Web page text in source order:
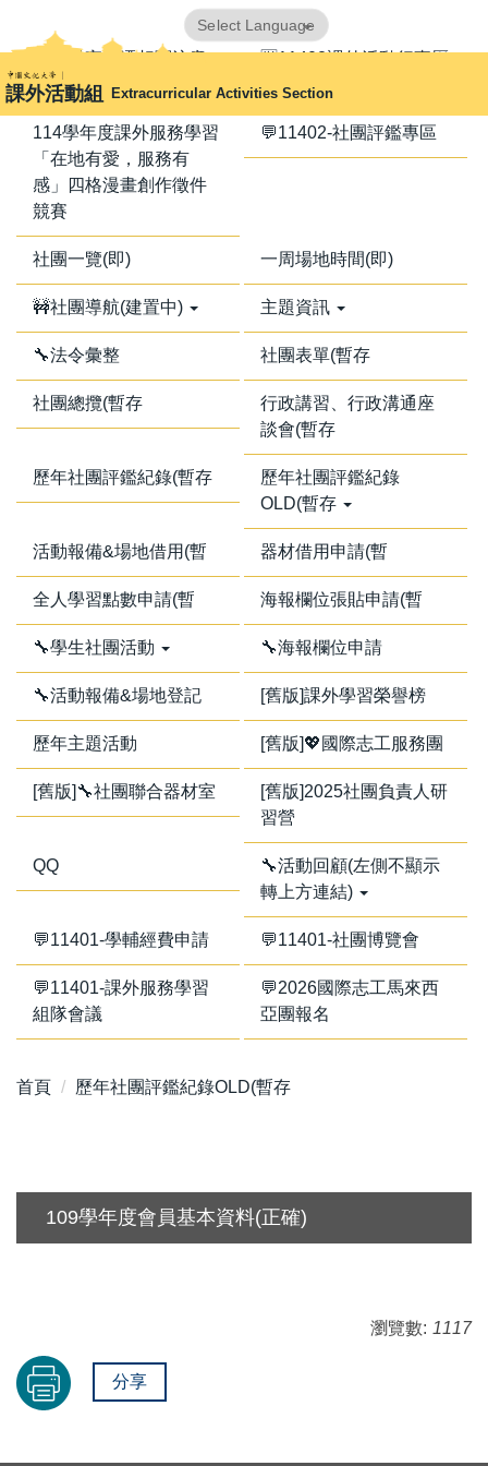
到
主
要
內
課外活動組 Extracurricular Activities Section
Translate
📢器材室搬遷相關注意
事項📢
🈺11402課外活動行事曆
114學年度課外服務學習
「在地有愛，服務有
感」四格漫畫創作徵件
競賽
💬11402-社團評鑑專區
社團一覽(即) 一周場地時間(即)
🚧社團導航(建置中) 主題資訊
🔧法令彙整 社團表單(暫存
社團總攬(暫存
行政講習、行政溝通座
談會(暫存
歷年社團評鑑紀錄(暫存
歷年社團評鑑紀錄
OLD(暫存
活動報備&場地借用(暫 器材借用申請(暫
全人學習點數申請(暫 海報欄位張貼申請(暫
🔧學生社團活動 🔧海報欄位申請
🔧活動報備&場地登記 [舊版]課外學習榮譽榜
歷年主題活動 [舊版]💖國際志工服務團
[舊版]🔧社團聯合器材室
[舊版]2025社團負責人研
習營
QQ
🔧活動回顧(左側不顯示
轉上方連結)
💬11401-學輔經費申請 💬11401-社團博覽會
💬11401-課外服務學習
組隊會議
💬2026國際志工馬來西
亞團報名
首頁 歷年社團評鑑紀錄OLD(暫存
109學年度會員基本資料(正確)
瀏覽數: 1117
分享